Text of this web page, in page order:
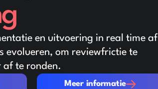
en uitvoering in real time af
evolueren, om reviewfrictie te
af te ronden.
Meer informatie
Meer informatie